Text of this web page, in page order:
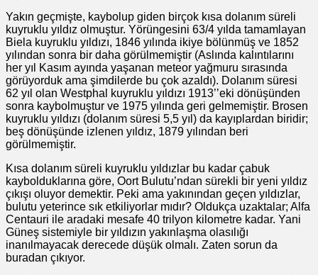
Yakın geçmişte, kaybolup giden birçok kısa dolanım süreli
kuyruklu yıldız olmuştur. Yörüngesini 63/4 yılda tamamlayan
Biela kuyruklu yıldızı, 1846 yılında ikiye bölünmüş ve 1852
yılından sonra bir daha görülmemiştir (Aslında kalıntılarını
her yıl Kasım ayında yaşanan meteor yağmuru sırasında
görüyorduk ama şimdilerde bu çok azaldı). Dolanım süresi
62 yıl olan Westphal kuyruklu yıldızı 1913’’eki dönüşünden
sonra kaybolmuştur ve 1975 yılında geri gelmemiştir. Brosen
kuyruklu yıldızı (dolanım süresi 5,5 yıl) da kayıplardan biridir;
beş dönüşünde izlenen yıldız, 1879 yılından beri
görülmemiştir.
Kısa dolanım süreli kuyruklu yıldızlar bu kadar çabuk
kaybolduklarına göre, Oort Bulutu’ndan sürekli bir yeni yıldız
çıkışı oluyor demektir. Peki ama yakınından geçen yıldızlar,
bulutu yeterince sık etkiliyorlar mıdır? Oldukça uzaktalar; Alfa
Centauri ile aradaki mesafe 40 trilyon kilometre kadar. Yani
Güneş sistemiyle bir yıldızın yakınlaşma olasılığı
inanılmayacak derecede düşük olmalı. Zaten sorun da
buradan çıkıyor.